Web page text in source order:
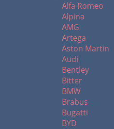
Alfa Romeo
Alpina
AMG
Artega
Aston Martin
Audi
Bentley
Bitter
BMW
Brabus
Bugatti
BYD